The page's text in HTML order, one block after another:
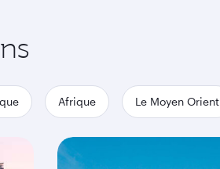
Afrique Le Moyen Orient